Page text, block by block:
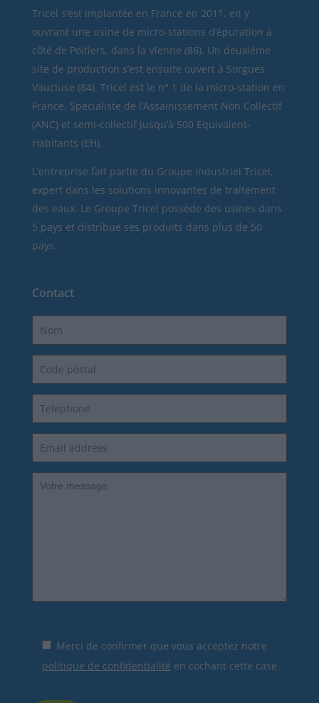
Tricel s’est implantée en France en 2011, en y
ouvrant une usine de micro-stations d’épuration à
côté de Poitiers, dans la Vienne (86). Un deuxième
site de production s’est ensuite ouvert à Sorgues,
Vaucluse (84). Tricel est le n° 1 de la micro-station en
France. Spécialiste de l’Assainissement Non Collectif
(ANC) et semi-collectif jusqu’à 500 Équivalent-
Habitants (EH).
L’entreprise fait partie du Groupe industriel Tricel,
expert dans les solutions innovantes de traitement
des eaux. Le Groupe Tricel possède des usines dans
5 pays et distribue ses produits dans plus de 50
pays.
Contact
Merci de confirmer que vous acceptez notre
politique de confidentialité en cochant cette case